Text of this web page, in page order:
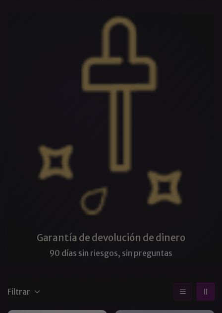
Garantía de devolución de dinero
90 días sin riesgos, sin preguntas
Filtrar